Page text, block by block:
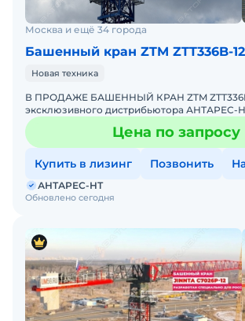
Москва и ещё 34 города
Башенный кран ZTM ZTT336B-12
Новая техника
В ПРОДАЖЕ БАШЕННЫЙ КРАН ZTM
эксклюзивного дистрибьютора АНТАРЕС-
ТОП-10 мировых производителей башенных
Комплектация кранЦена по запросу
Купить в лизинг Позвонить
Обновлено сегодня
АНТАРЕС-НТ